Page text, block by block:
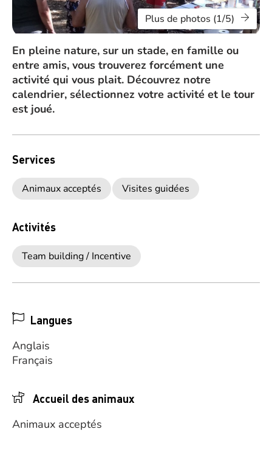
Plus de photos (1/5)
En pleine nature, sur un stade, en famille ou
entre amis, vous trouverez forcément une
activité qui vous plait. Découvrez notre
calendrier, sélectionnez votre activité et le tour
est joué.
Services
Animaux acceptés Visites guidées
Activités
Team building / Incentive
Langues
Anglais
Français
Accueil des animaux
Animaux acceptés